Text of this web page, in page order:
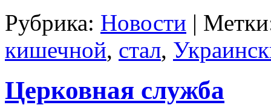
Рубрика: Новости |
кишечной, стал,
Церковная служба